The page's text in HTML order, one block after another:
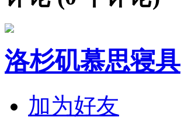
洛杉矶慕思寝具
加为好友